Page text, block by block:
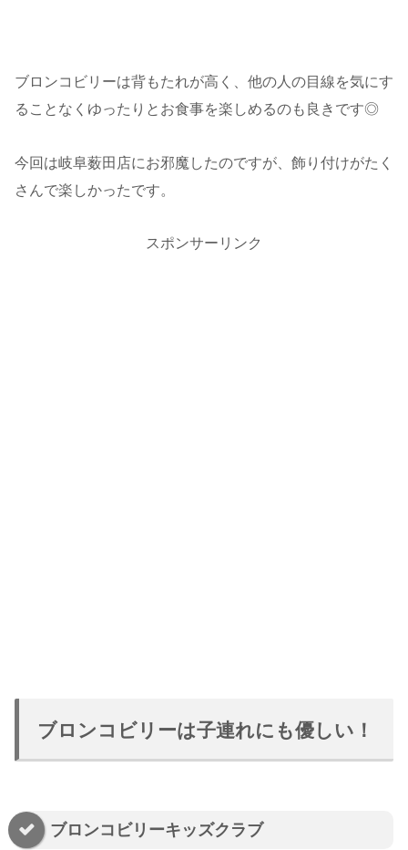
ブロンコビリーは背もたれが高く、他の人の目線を気にす
ることなくゆったりとお食事を楽しめるのも良きです◎
今回は岐阜薮田店にお邪魔したのですが、飾り付けがたく
さんで楽しかったです。
スポンサーリンク
ブロンコビリーは子連れにも優しい！
ブロンコビリーキッズクラブ